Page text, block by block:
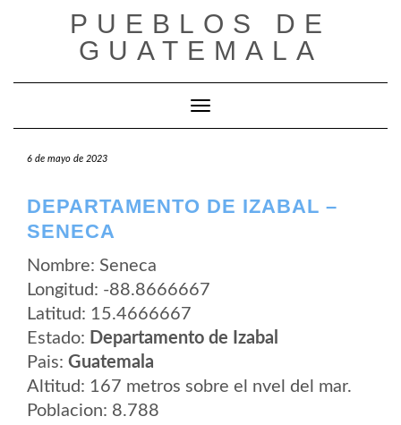
PUEBLOS DE
GUATEMALA
Cambiar modo de navegación
6 de mayo de 2023
DEPARTAMENTO DE IZABAL –
SENECA
Nombre: Seneca
Longitud: -88.8666667
Latitud: 15.4666667
Estado: Departamento de Izabal
Pais: Guatemala
Altitud: 167 metros sobre el nvel del mar.
Poblacion: 8.788